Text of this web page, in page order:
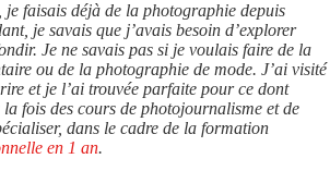
je faisais déjà de la photographie depuis
je savais que j’avais besoin d’explorer
Je ne savais pas si je voulais faire de la
ou de la photographie de mode. J’ai visité
et je l’ai trouvée parfaite pour ce dont
la fois des cours de photojournalisme et de
dans le cadre de la formation
en 1 an.